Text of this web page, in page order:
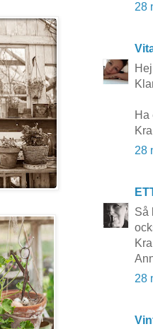
28
Ha
28
Så
28